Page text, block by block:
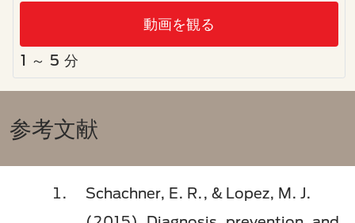
動画を観る
1 ～ 5 分
参考文献
Schachner, E. R., & Lopez, M. J.